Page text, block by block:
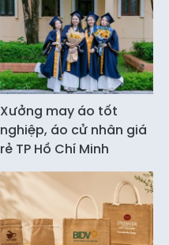
Xưởng may áo tốt
nghiệp, áo cử nhân giá
rẻ TP Hồ Chí Minh